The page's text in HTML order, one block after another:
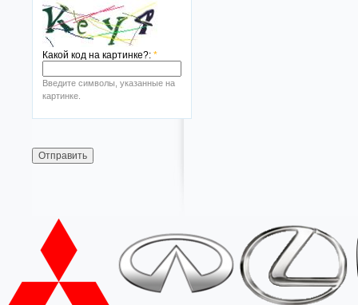
Какой код на картинке?: *
Введите символы, указанные на
картинке.